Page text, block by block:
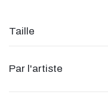
Taille
Par l'artiste